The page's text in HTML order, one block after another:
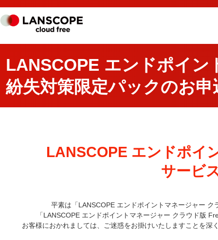
LANSCOPE エンドポイ
紛失対策限定パックのお
LANSCOPE エンドポイ
サービ
平素は「LANSCOPE エンドポイントマネージャー
「LANSCOPE エンドポイントマネージャー クラウド版
お客様におかれましては、ご迷惑をお掛けいたしますことを